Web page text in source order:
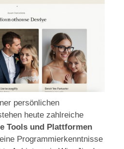
persönlichen
heute zahlreiche
Tools und Plattformen
Programmierkenntnisse